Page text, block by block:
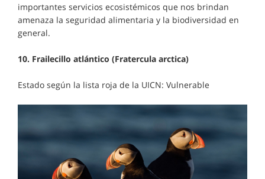
importantes servicios ecosistémicos que nos brindan
amenaza la seguridad alimentaria y la biodiversidad en
general.
10. Frailecillo atlántico (Fratercula arctica)
Estado según la lista roja de la UICN: Vulnerable